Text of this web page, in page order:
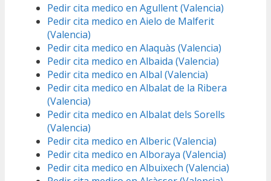
Pedir cita medico en Agullent (Valencia)
Pedir cita medico en Aielo de Malferit
(Valencia)
Pedir cita medico en Alaquàs (Valencia)
Pedir cita medico en Albaida (Valencia)
Pedir cita medico en Albal (Valencia)
Pedir cita medico en Albalat de la Ribera
(Valencia)
Pedir cita medico en Albalat dels Sorells
(Valencia)
Pedir cita medico en Alberic (Valencia)
Pedir cita medico en Alboraya (Valencia)
Pedir cita medico en Albuixech (Valencia)